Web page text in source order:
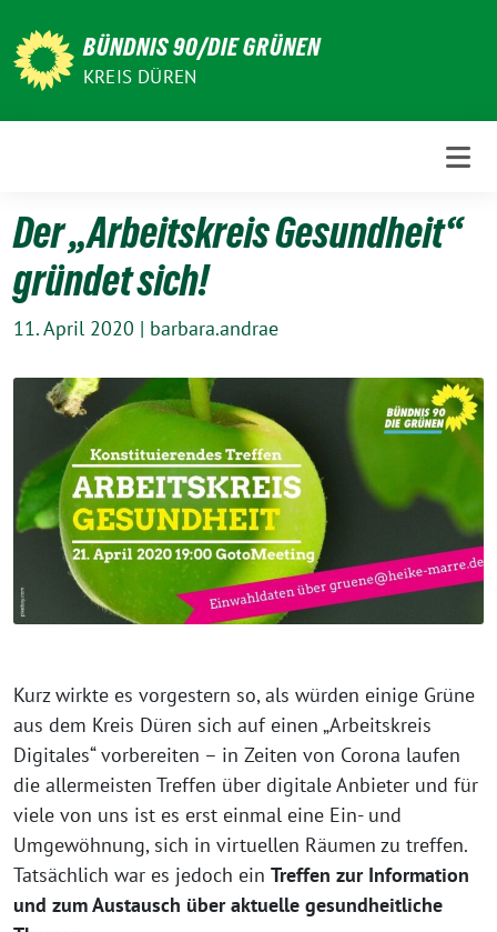
zum
Inhalt
BÜNDNIS 90/DIE GRÜNEN
KREIS DÜREN
Der „Arbeitskreis Gesundheit“
gründet sich!
11. April 2020 | barbara.andrae
Kurz wirkte es vorgestern so, als würden einige Grüne
aus dem Kreis Düren sich auf einen „Arbeitskreis
Digitales“ vorbereiten – in Zeiten von Corona laufen
die allermeisten Treffen über digitale Anbieter und für
viele von uns ist es erst einmal eine Ein- und
Umgewöhnung, sich in virtuellen Räumen zu treffen.
Tatsächlich war es jedoch ein Treffen zur Information
und zum Austausch über aktuelle gesundheitliche